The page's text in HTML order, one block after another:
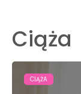
Ciąża
CIĄŻA